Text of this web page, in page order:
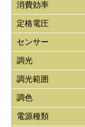
消費効率
定格電圧
センサー
調光
調光範囲
調色
電源種類